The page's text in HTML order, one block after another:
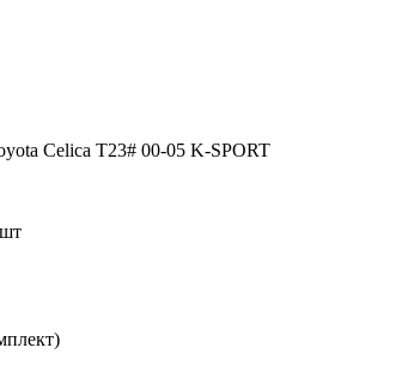
Celica T23# 00-05 K-SPORT